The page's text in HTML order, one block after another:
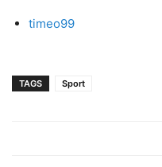
timeo99
TAGS Sport